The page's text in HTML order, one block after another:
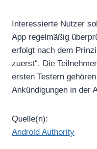
Interessierte Nutzer
App regelmäßig
erfolgt nach dem
zuerst“. Die
ersten Testern
Ankündigungen in der
Quelle(n):
Android Authority